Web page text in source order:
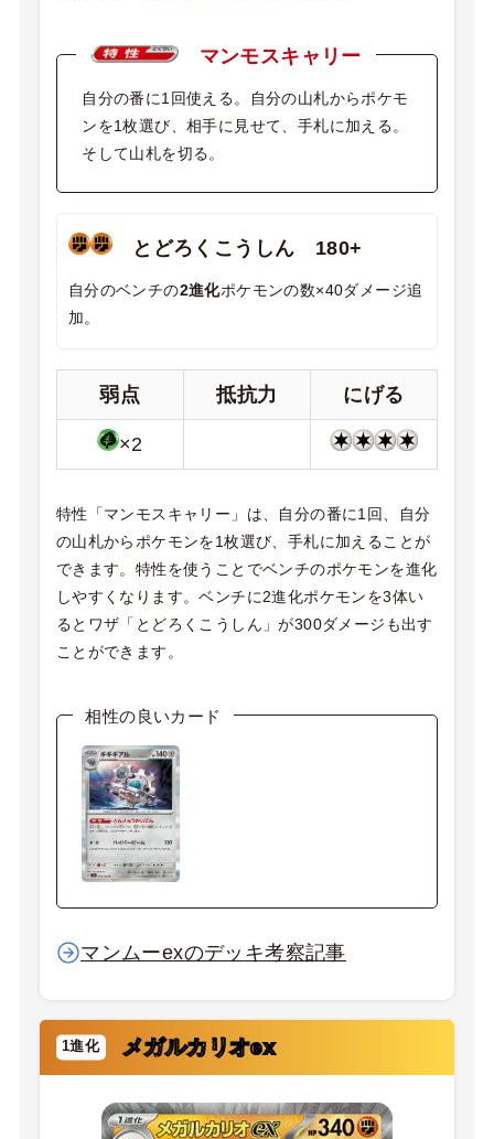
マンモスキャリー
自分の番に1回使える。自分の山札からポケモ
ンを1枚選び、相手に見せて、手札に加える。
そして山札を切る。
とどろくこうしん 180+
自分のベンチの2進化ポケモンの数×40ダメージ追
加。
弱点 抵抗力 にげる
×2
特性「マンモスキャリー」は、自分の番に1回、自分
の山札からポケモンを1枚選び、手札に加えることが
できます。特性を使うことでベンチのポケモンを進化
しやすくなります。ベンチに2進化ポケモンを3体い
るとワザ「とどろくこうしん」が300ダメージも出す
ことができます。
相性の良いカード
マンムーexのデッキ考察記事
メガルカリオex